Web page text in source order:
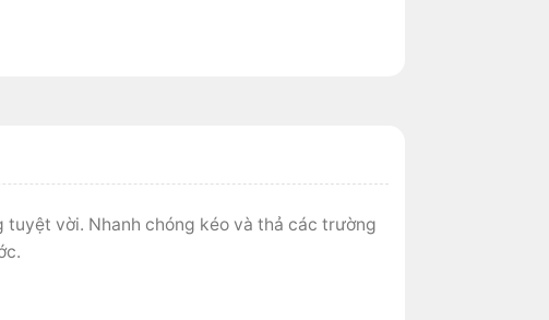
tuyệt vời. Nhanh chóng kéo và thả các trường